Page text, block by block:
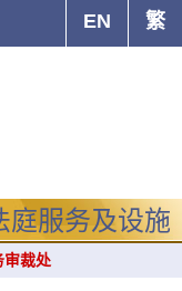
EN 繁
庭服务及设施
审裁处